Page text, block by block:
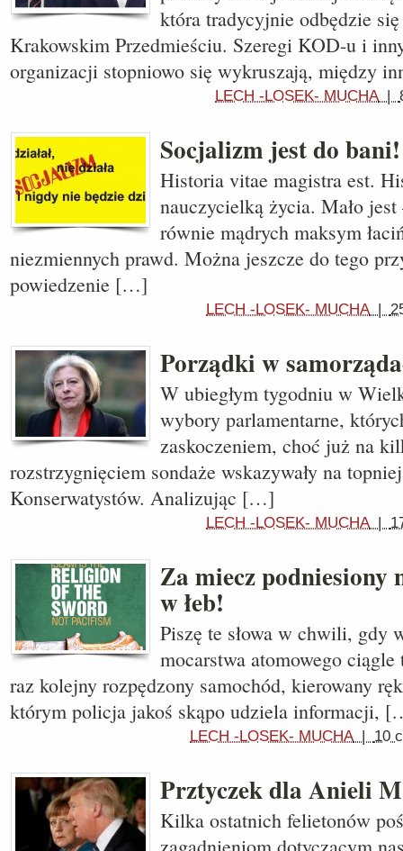
która tradycyjnie odbędzie
Krakowskim Przedmieściu. Szeregi KOD-u i
organizacji stopniowo się wykruszają, między
LECH -LOSEK- MUCHA|
Socjalizm jest do bani!
Historia vitae magistra est.
nauczycielką życia. Mało
równie mądrych maksym
niezmiennych prawd. Można jeszcze do tego
powiedzenie […]
LECH -LOSEK- MUCHA|
Porządki w
W ubiegłym tygodniu w
wybory parlamentarne,
zaskoczeniem, choć już na
rozstrzygnięciem sondaże wskazywały na
Konserwatystów. Analizując […]
LECH -LOSEK- MUCHA|
Za miecz podniesiony
w łeb!
Piszę te słowa w chwili, gdy
mocarstwa atomowego
raz kolejny rozpędzony samochód, kierowany
którym policja jakoś skąpo udziela informacji,
LECH -LOSEK- MUCHA| 10
Prztyczek dla Anieli
Kilka ostatnich felietonów